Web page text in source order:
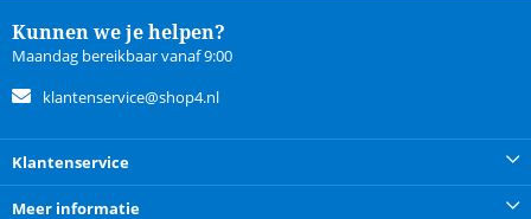
Kunnen we je helpen?
Maandag bereikbaar vanaf 9:00
klantenservice@shop4.nl
Klantenservice
Meer informatie